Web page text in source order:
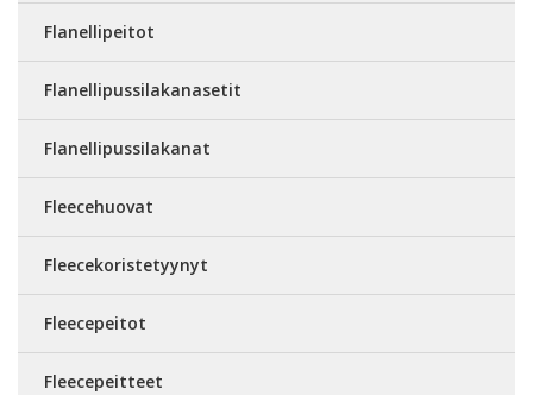
Flanellipeitot
Flanellipussilakanasetit
Flanellipussilakanat
Fleecehuovat
Fleecekoristetyynyt
Fleecepeitot
Fleecepeitteet